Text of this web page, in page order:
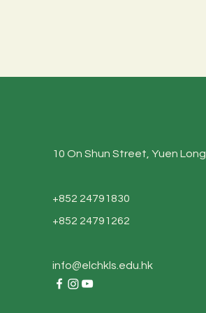
10 On Shun Street, Yuen Long
+852 24791830
+852 24791262
info@elchkls.edu.hk